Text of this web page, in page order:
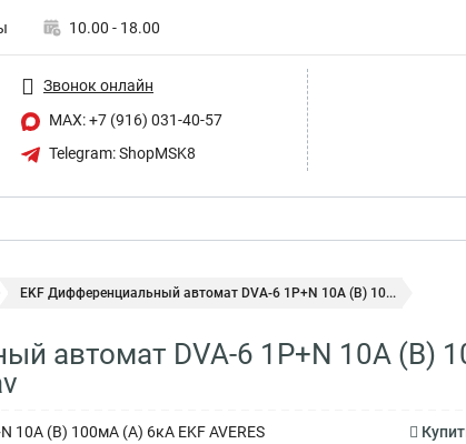
10.00 - 18.00
Звонок онлайн
MAX: +7 (916) 031-40-57
Telegram: ShopMSK8
EKF Дифференциальный автомат DVA-6 1P+N 10А (B) 10...
автомат DVA-6 1P+N 10А (B)
10А (B) 100мА (A) 6кА EKF AVERES